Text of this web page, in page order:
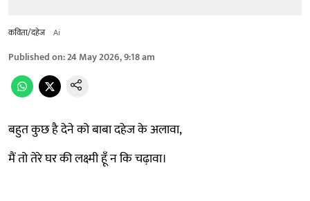
कविता/दहेज Ai
Published on:24 May 2026, 9:18 am
बहुत कुछ है देने को बाबा दहेज के अलावा,
मैं तो तेरे घर की लक्ष्मी हूँ न कि चढ़ावा।